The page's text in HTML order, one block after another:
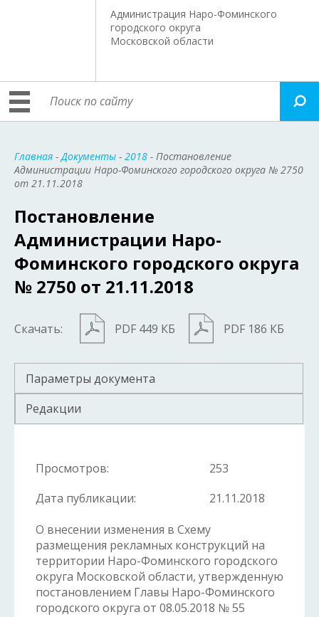
Администрация Наро-Фоминского
городского округа
Московской области
Главная -Документы - 2018 - Постановление
Администрации Наро-Фоминского городского округа № 2750
от 21.11.2018
Постановление
Администрации Наро-
Фоминского городского округа
№ 2750 от 21.11.2018
Скачать: PDF 449 КБ PDF 186 КБ
Параметры документа
Редакции
Просмотров:
253
Дата публикации:
21.11.2018
О внесении изменения в Схему
размещения рекламных конструкций на
территории Наро-Фоминского городского
округа Московской области, утвержденную
постановлением Главы Наро-Фоминского
городского округа от 08.05.2018 № 55